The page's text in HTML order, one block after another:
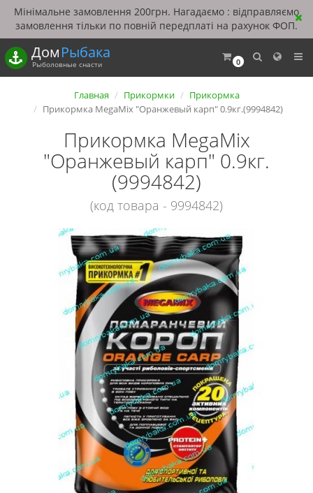
Мінімальне замовлення 200грн. Нагадаємо : відправляємо
замовлення тільки по повній передплаті на рахунок ФОП.
0
ДомРыбака
Рыболовные снасти
Главная Прикормки
Прикормка
Прикормка MegaMix "Оранжевый карп" 0.9кг.(9994842)
Прикормка MegaMix
"Оранжевый карп" 0.9кг.
(9994842)
(код товара - 9994842)